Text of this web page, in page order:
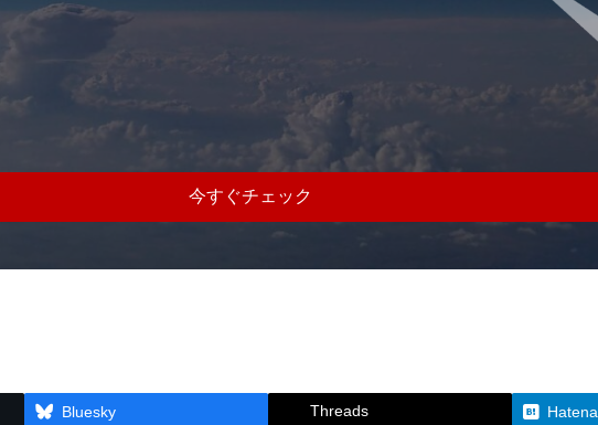
今すぐチェック
Bluesky Threads Hatena